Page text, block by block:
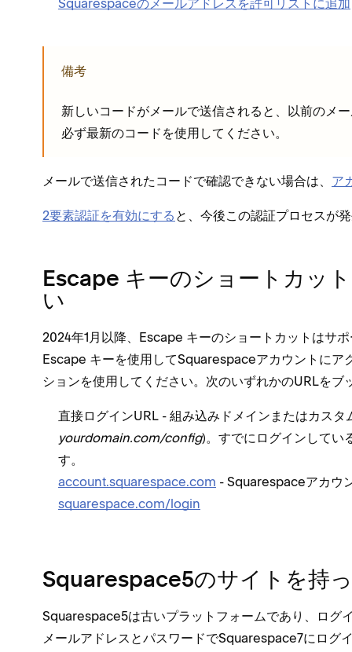
備考
新しいコ⁠ードがメ⁠ールで送信されると⁠、以前のメ⁠
必ず最新のコ⁠ードを使用してください⁠。
メ⁠ールで送信されたコ⁠ードで確認できない場合は⁠、 ア
2要素認証を有効にする と⁠、今後この認証プロセスが
Escape キ⁠ーのシ⁠ョ⁠ートカ⁠ッ
い
2024年1月以降⁠、Escape キ⁠ーのシ⁠ョ⁠ートカ⁠ットはサ
Escape キ⁠ーを使用してSquarespaceアカウントにア
シ⁠ョンを使用してください⁠。次のいずれかのURLをブ⁠
直接ログインURL - 組み込みドメインまたはカス
yourdomain⁠.com/config⁠)⁠。すでにログインしてい
す⁠。
account⁠.squarespace⁠.com - Squarespaceアカウ
squarespace⁠.com/login
Squarespace5のサイトを持⁠
Squarespace5は古いプラ⁠ットフ⁠ォ⁠ームであり⁠、ログ
メ⁠ールアドレスとパスワ⁠ードでSquarespace7にログ